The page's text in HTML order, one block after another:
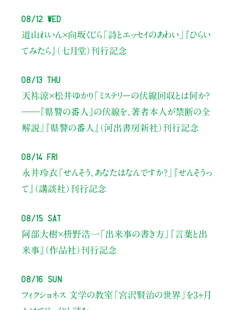
08/12 Wed
道山れいん×向坂くじら 「詩とエッセイのあわい」
『ひらい
てみたら』（七月堂）刊行記念
08/13 Thu
天祢涼×松井ゆかり 「ミステリーの伏線回収とは何か？
――『県警の番人』の伏線を、著者本人が禁断の全
解説」
『県警の番人』（河出書房新社）刊行記念
08/14 Fri
永井玲衣 「せんそう、あなたはなんですか？」
『せんそうっ
て』（講談社）刊行記念
08/15 Sat
阿部大樹×枡野浩一 「出来事の書き方」
『言葉と出
来事』（作品社）刊行記念
08/16 Sun
フィクショネス 文学の教室 「宮沢賢治の世界」を3ヶ月